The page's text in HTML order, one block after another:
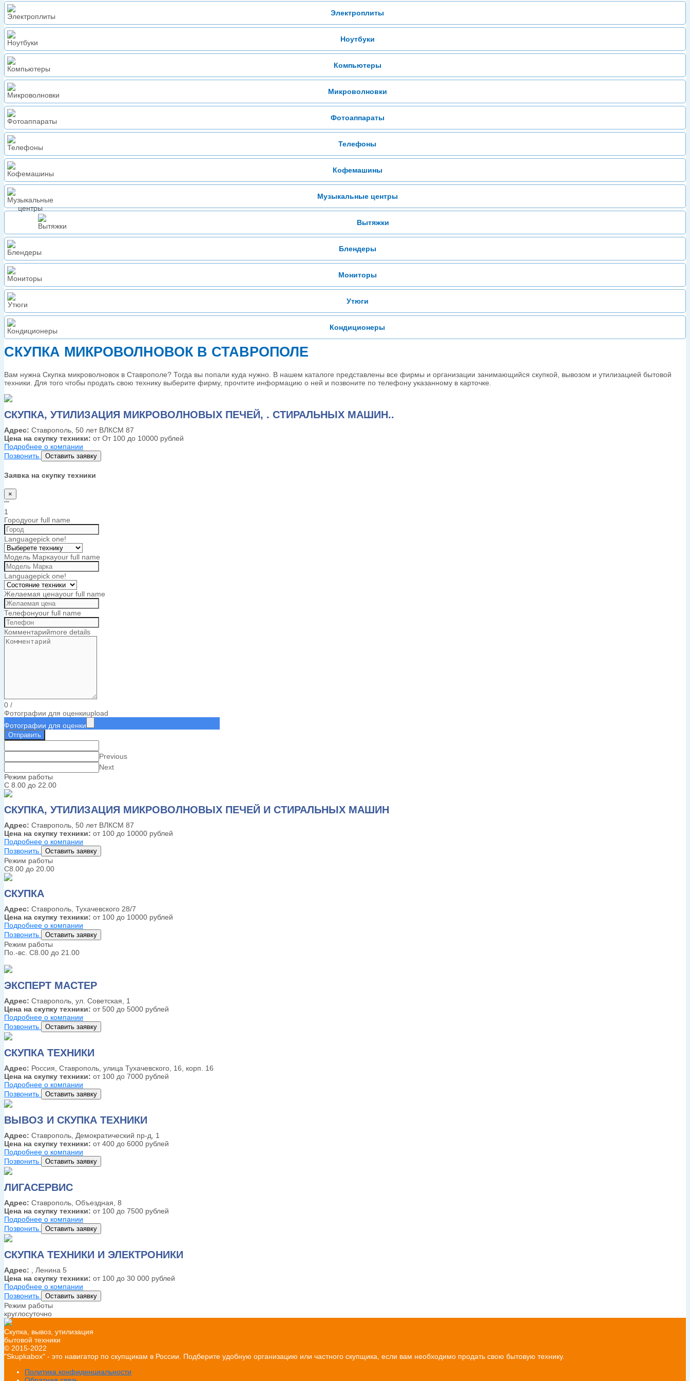
Электроплиты
Ноутбуки
Компьютеры
Микроволновки
Фотоаппараты
Телефоны
Кофемашины
Музыкальные центры
Вытяжки
Блендеры
Мониторы
Утюги
Кондиционеры
СКУПКА МИКРОВОЛНОВОК В СТАВРОПОЛЕ
Вам нужна Скупка микроволновок в Ставрополе? Тогда вы попали куда нужно. В нашем каталоге представлены все фирмы и организации занимающийся скупкой, вывозом и утилизацией бытовой
техники. Для того чтобы продать свою технику выберите фирму, прочтите информацию о ней и позвоните по телефону указанному в карточке.
СКУПКА, УТИЛИЗАЦИЯ МИКРОВОЛНОВЫХ ПЕЧЕЙ, . СТИРАЛЬНЫХ МАШИН..
Адрес: Ставрополь, 50 лет ВЛКСМ 87
Цена на скупку техники: от От 100 до 10000 рублей
Подробнее о компании
Позвонить
Оставить заявку
Заявка на скупку техники
×
""
1
Городyour full name
Languagepick one!
Модель Маркаyour full name
Languagepick one!
Желаемая ценаyour full name
Телефонyour full name
Комментарийmore details
0 /
Фотографии для оценкиupload
Фотографии для оценки
Отправить
Previous
Next
Режим работы
С 8.00 до 22.00
СКУПКА, УТИЛИЗАЦИЯ МИКРОВОЛНОВЫХ ПЕЧЕЙ И СТИРАЛЬНЫХ МАШИН
Адрес: Ставрополь, 50 лет ВЛКСМ 87
Цена на скупку техники: от 100 до 10000 рублей
Подробнее о компании
Позвонить
Оставить заявку
Режим работы
С8.00 до 20.00
СКУПКА
Адрес: Ставрополь, Тухачевского 28/7
Цена на скупку техники: от 100 до 10000 рублей
Подробнее о компании
Позвонить
Оставить заявку
Режим работы
По.-вс. С8.00 до 21.00
ЭКСПЕРТ МАСТЕР
Адрес: Ставрополь, ул. Советская, 1
Цена на скупку техники: от 500 до 5000 рублей
Подробнее о компании
Позвонить
Оставить заявку
СКУПКА ТЕХНИКИ
Адрес: Россия, Ставрополь, улица Тухачевского, 16, корп. 16
Цена на скупку техники: от 100 до 7000 рублей
Подробнее о компании
Позвонить
Оставить заявку
ВЫВОЗ И СКУПКА ТЕХНИКИ
Адрес: Ставрополь, Демократический пр-д, 1
Цена на скупку техники: от 400 до 6000 рублей
Подробнее о компании
Позвонить
Оставить заявку
ЛИГАСЕРВИС
Адрес: Ставрополь, Объездная, 8
Цена на скупку техники: от 100 до 7500 рублей
Подробнее о компании
Позвонить
Оставить заявку
СКУПКА ТЕХНИКИ И ЭЛЕКТРОНИКИ
Адрес: , Ленина 5
Цена на скупку техники: от 100 до 30 000 рублей
Подробнее о компании
Позвонить
Оставить заявку
Режим работы
круглосуточно
Скупка, вывоз, утилизация
бытовой техники
© 2015-2022
"Skupkabox" - это навигатор по скупщикам в России. Подберите удобную организацию или частного скупщика, если вам необходимо продать свою бытовую технику.
Политика конфиденциальности